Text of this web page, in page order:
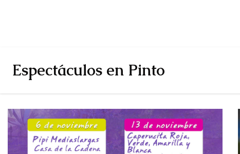
Espectáculos en Pinto